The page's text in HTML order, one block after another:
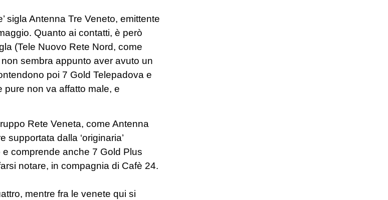
sigla Antenna Tre Veneto, emittente
Quanto ai contatti, è però
(Tele Nuovo Rete Nord, come
sembra appunto aver avuto un
poi 7 Gold Telepadova e
non va affatto male, e
Rete Veneta, come Antenna
dalla ‘originaria’
comprende anche 7 Gold Plus
notare, in compagnia di Cafè 24.
mentre fra le venete qui si